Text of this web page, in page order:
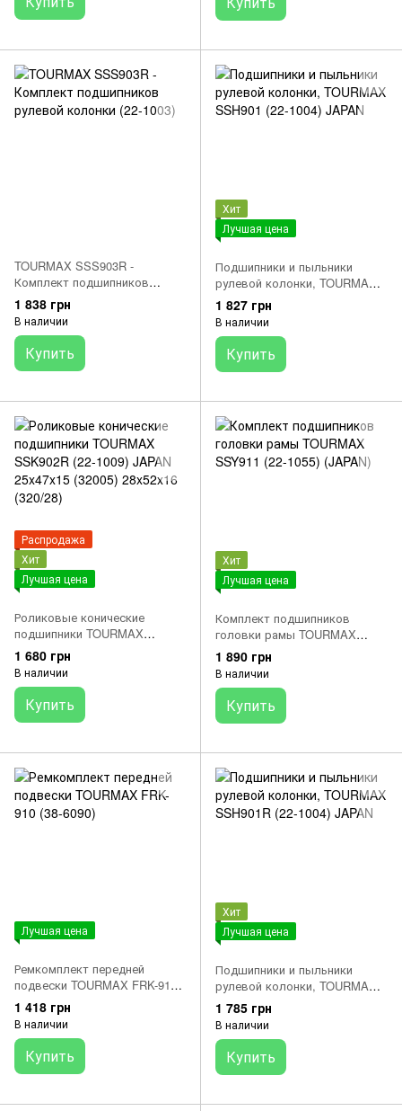
XR600/650 (JAPAN)
TOURMAX SSS903R -
Комплект подшипников
рулевой колонки (22-1003)
1 838 грн
В наличии
Купить
Хит
Лучшая цена
Подшипники и пыльники
рулевой колонки, TOURMAX
SSH901 (22-1004) JAPAN
1 827 грн
В наличии
Купить
Распродажа
Хит
Лучшая цена
Роликовые конические
подшипники TOURMAX
SSK902R (22-1009) JAPAN
25x47x15 (32005) 28x52x16
(320/28)
1 680 грн
В наличии
Купить
Хит
Лучшая цена
Комплект подшипников
головки рамы TOURMAX
SSY911 (22-1055) (JAPAN)
1 890 грн
В наличии
Купить
Лучшая цена
Ремкомплект передней
подвески TOURMAX FRK-910
(38-6090)
1 418 грн
В наличии
Купить
Хит
Лучшая цена
Подшипники и пыльники
рулевой колонки, TOURMAX
SSH901R (22-1004) JAPAN
1 785 грн
В наличии
Купить